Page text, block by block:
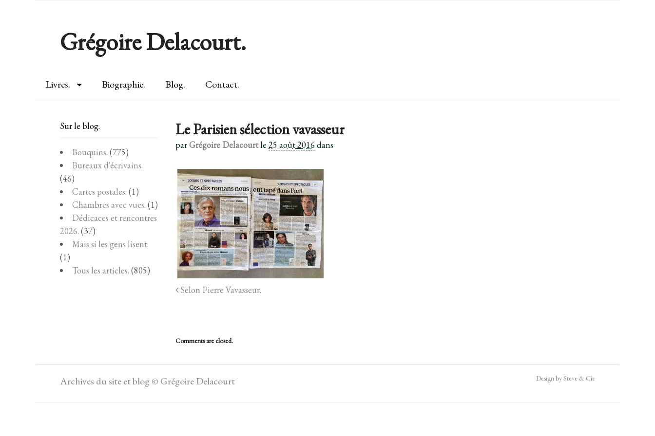
Grégoire Delacourt.
Livres. Biographie. Blog. Contact.
Le Parisien sélection vavasseur
parGrégoire Delacourtle 25 août 2016dans
Selon Pierre Vavasseur.
Comments are closed.
Sur le blog.
Bouquins. (775)
Bureaux d'écrivains.
(46)
Cartes postales. (1)
Chambres avec vues. (1)
Dédicaces et rencontres
2026. (37)
Mais si les gens lisent.
(1)
Tous les articles. (805)
Archives du site et blog © Grégoire Delacourt Design by Steve & Cie